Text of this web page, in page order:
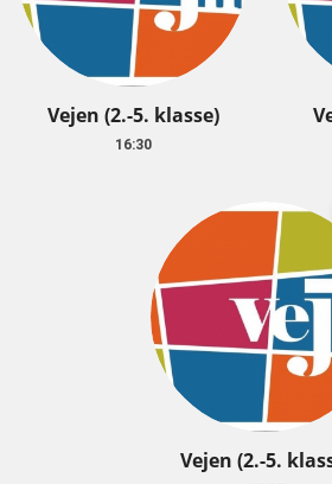
Vejen (2.-5. klasse)
16:30
Vejen (2.-5.